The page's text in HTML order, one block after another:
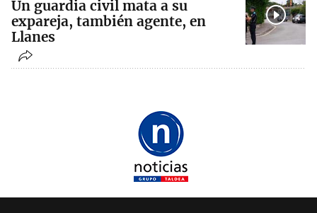
Un guardia civil mata a su
expareja, también agente, en
Llanes